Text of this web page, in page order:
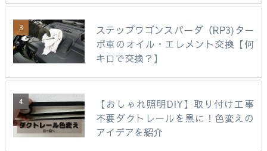
ステップワゴンスパーダ（RP3)ター
ボ車のオイル・エレメント交換【何
キロで交換？】
【おしゃれ照明DIY】取り付け工事
不要ダクトレールを黒に！色変えの
アイデアを紹介